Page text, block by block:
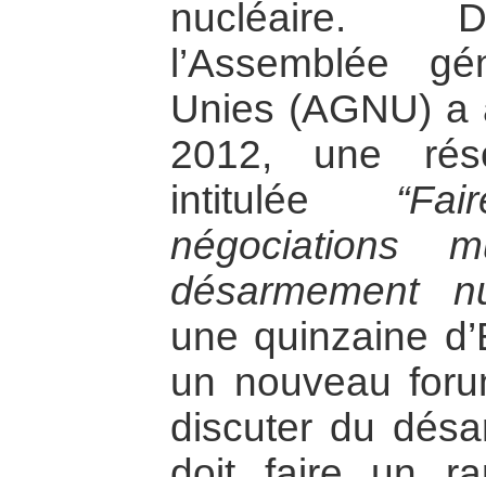
nucléaire.
l’Assemblée
Unies (AGNU)
2012, une
intitulée
négociations
désarmement
une quinzaine
un nouveau
discuter du